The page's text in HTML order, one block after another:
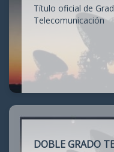
Título oficial de
Telecomunicación
DOBLE GRADO